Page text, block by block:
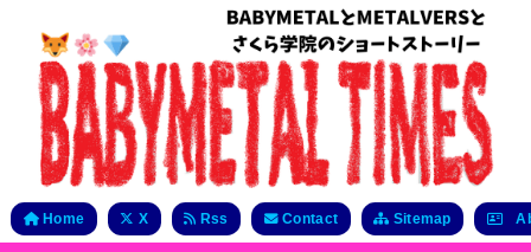
Home X Rss Contact Sitemap